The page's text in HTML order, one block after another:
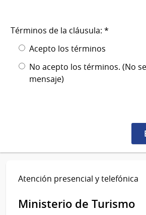
Términos de la cláusula: *
Acepto los términos
No acepto los términos. (No
mensaje)
Atención presencial y telefónica
Ministerio de Turismo